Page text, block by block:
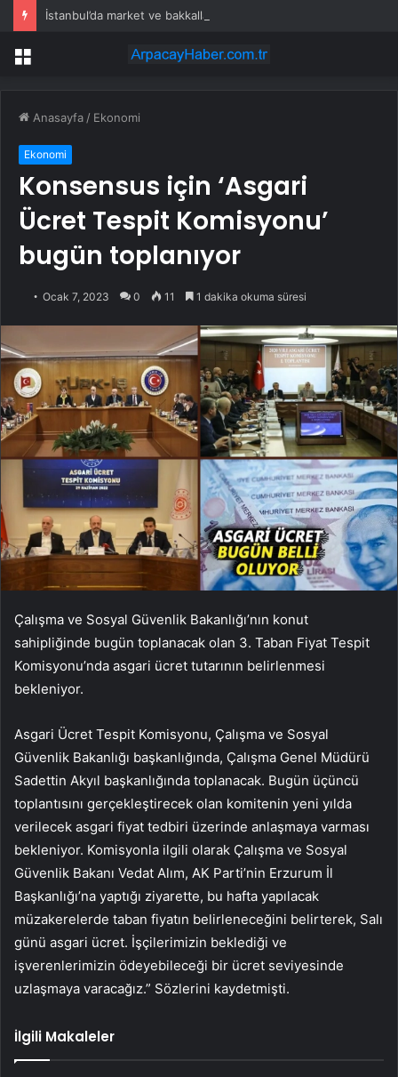
Menü
Anasayfa / Ekonomi
Ekonomi
Konsensus için ‘Asgari
Ücret Tespit Komisyonu’
bugün toplanıyor
Ocak 7, 2023 0 11 1 dakika okuma süresi
Çalışma ve Sosyal Güvenlik Bakanlığı’nın konut
sahipliğinde bugün toplanacak olan 3. Taban Fiyat Tespit
Komisyonu’nda asgari ücret tutarının belirlenmesi
bekleniyor.
Asgari Ücret Tespit Komisyonu, Çalışma ve Sosyal
Güvenlik Bakanlığı başkanlığında, Çalışma Genel Müdürü
Sadettin Akyıl başkanlığında toplanacak. Bugün üçüncü
toplantısını gerçekleştirecek olan komitenin yeni yılda
verilecek asgari fiyat tedbiri üzerinde anlaşmaya varması
bekleniyor. Komisyonla ilgili olarak Çalışma ve Sosyal
Güvenlik Bakanı Vedat Alım, AK Parti’nin Erzurum İl
Başkanlığı’na yaptığı ziyarette, bu hafta yapılacak
müzakerelerde taban fiyatın belirleneceğini belirterek, Salı
günü asgari ücret. İşçilerimizin beklediği ve
işverenlerimizin ödeyebileceği bir ücret seviyesinde
uzlaşmaya varacağız.” Sözlerini kaydetmişti.
İlgili Makaleler